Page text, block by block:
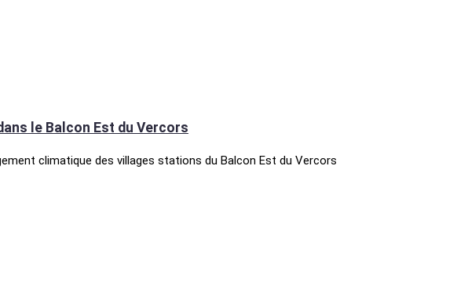
le Balcon Est du Vercors
climatique des villages stations du Balcon Est du Vercors